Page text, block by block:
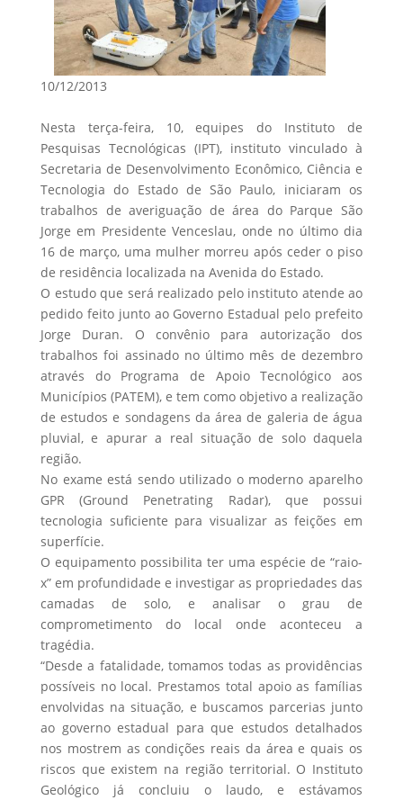
10/12/2013
Nesta terça-feira, 10, equipes do Instituto de
Pesquisas Tecnológicas (IPT), instituto vinculado à
Secretaria de Desenvolvimento Econômico, Ciência e
Tecnologia do Estado de São Paulo, iniciaram os
trabalhos de averiguação de área do Parque São
Jorge em Presidente Venceslau, onde no último dia
16 de março, uma mulher morreu após ceder o piso
de residência localizada na Avenida do Estado.
O estudo que será realizado pelo instituto atende ao
pedido feito junto ao Governo Estadual pelo prefeito
Jorge Duran. O convênio para autorização dos
trabalhos foi assinado no último mês de dezembro
através do Programa de Apoio Tecnológico aos
Municípios (PATEM), e tem como objetivo a realização
de estudos e sondagens da área de galeria de água
pluvial, e apurar a real situação de solo daquela
região.
No exame está sendo utilizado o moderno aparelho
GPR (Ground Penetrating Radar), que possui
tecnologia suficiente para visualizar as feições em
superfície.
O equipamento possibilita ter uma espécie de “raio-
x” em profundidade e investigar as propriedades das
camadas de solo, e analisar o grau de
comprometimento do local onde aconteceu a
tragédia.
“Desde a fatalidade, tomamos todas as providências
possíveis no local. Prestamos total apoio as famílias
envolvidas na situação, e buscamos parcerias junto
ao governo estadual para que estudos detalhados
nos mostrem as condições reais da área e quais os
riscos que existem na região territorial. O Instituto
Geológico já concluiu o laudo, e estávamos